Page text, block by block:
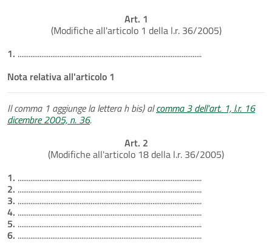
Art. 1
(Modifiche all'articolo 1 della l.r. 36/2005)
1. .....................................................................................................
Nota relativa all'articolo 1
Il comma 1 aggiunge la lettera h bis) alcomma 3 dell'art. 1, l.r. 16
dicembre 2005, n. 36.
Art. 2
(Modifiche all'articolo 18 della l.r. 36/2005)
1. .....................................................................................................
2. .....................................................................................................
3. .....................................................................................................
4. .....................................................................................................
5. .....................................................................................................
6. .....................................................................................................